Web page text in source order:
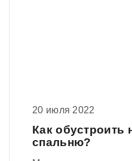
20 июля 2022
Как
спальню?